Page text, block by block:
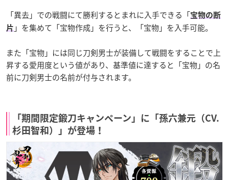
「異去」での戦闘にて勝利するとまれに入手できる「宝物の断
片 」を集めて「宝物作成」を行うと、「宝物」を入手可能。
また「宝物」には同じ刀剣男士が装備して戦闘をすることで上
昇する愛用度という値があり、基準値に達すると「宝物」の名
前に刀剣男士の名前が付与されます。
「期間限定鍛刀キャンペーン」に「孫六兼元（CV.
杉田智和）」が登場！